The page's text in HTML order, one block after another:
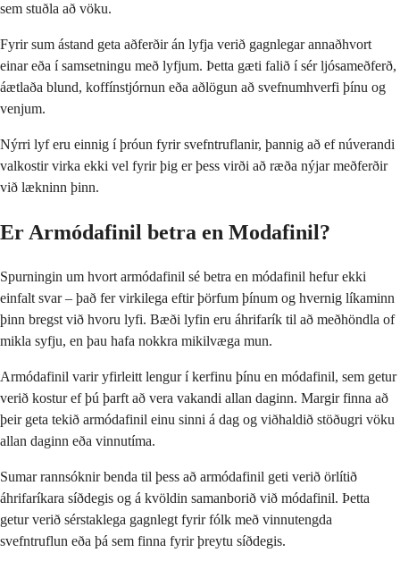
sem stuðla að vöku.
Fyrir sum ástand geta aðferðir án lyfja verið gagnlegar annaðhvort
einar eða í samsetningu með lyfjum. Þetta gæti falið í sér ljósameðferð,
áætlaða blund, koffínstjórnun eða aðlögun að svefnumhverfi þínu og
venjum.
Nýrri lyf eru einnig í þróun fyrir svefntruflanir, þannig að ef núverandi
valkostir virka ekki vel fyrir þig er þess virði að ræða nýjar meðferðir
við lækninn þinn.
Er Armódafinil betra en Modafinil?
Spurningin um hvort armódafinil sé betra en módafinil hefur ekki
einfalt svar – það fer virkilega eftir þörfum þínum og hvernig líkaminn
þinn bregst við hvoru lyfi. Bæði lyfin eru áhrifarík til að meðhöndla of
mikla syfju, en þau hafa nokkra mikilvæga mun.
Armódafinil varir yfirleitt lengur í kerfinu þínu en módafinil, sem getur
verið kostur ef þú þarft að vera vakandi allan daginn. Margir finna að
þeir geta tekið armódafinil einu sinni á dag og viðhaldið stöðugri vöku
allan daginn eða vinnutíma.
Sumar rannsóknir benda til þess að armódafinil geti verið örlítið
áhrifaríkara síðdegis og á kvöldin samanborið við módafinil. Þetta
getur verið sérstaklega gagnlegt fyrir fólk með vinnutengda
svefntruflun eða þá sem finna fyrir þreytu síðdegis.